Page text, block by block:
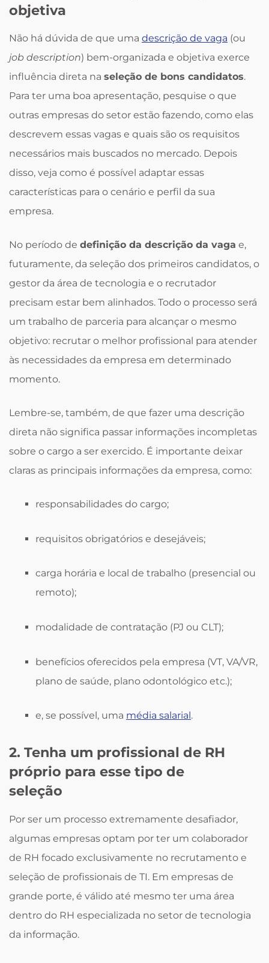
objetiva
Não há dúvida de que uma descrição de vaga (ou
job description) bem-organizada e objetiva exerce
influência direta na seleção de bons candidatos.
Para ter uma boa apresentação, pesquise o que
outras empresas do setor estão fazendo, como elas
descrevem essas vagas e quais são os requisitos
necessários mais buscados no mercado. Depois
disso, veja como é possível adaptar essas
características para o cenário e perfil da sua
empresa.
No período de definição da descrição da vaga e,
futuramente, da seleção dos primeiros candidatos, o
gestor da área de tecnologia e o recrutador
precisam estar bem alinhados. Todo o processo será
um trabalho de parceria para alcançar o mesmo
objetivo: recrutar o melhor profissional para atender
às necessidades da empresa em determinado
momento.
Lembre-se, também, de que fazer uma descrição
direta não significa passar informações incompletas
sobre o cargo a ser exercido. É importante deixar
claras as principais informações da empresa, como:
responsabilidades do cargo;
requisitos obrigatórios e desejáveis;
carga horária e local de trabalho (presencial ou
remoto);
modalidade de contratação (PJ ou CLT);
benefícios oferecidos pela empresa (VT, VA/VR,
plano de saúde, plano odontológico etc.);
e, se possível, uma média salarial .
2. Tenha um profissional de RH
próprio para esse tipo de
seleção
Por ser um processo extremamente desafiador,
algumas empresas optam por ter um colaborador
de RH focado exclusivamente no recrutamento e
seleção de profissionais de TI. Em empresas de
grande porte, é válido até mesmo ter uma área
dentro do RH especializada no setor de tecnologia
da informação.